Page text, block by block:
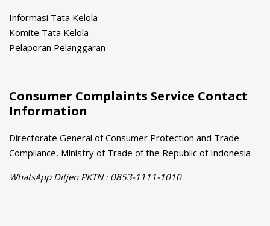
Informasi Tata Kelola
Komite Tata Kelola
Pelaporan Pelanggaran
Consumer Complaints Service Contact
Information
Directorate General of Consumer Protection and Trade
Compliance, Ministry of Trade of the Republic of Indonesia
WhatsApp Ditjen PKTN : 0853-1111-1010